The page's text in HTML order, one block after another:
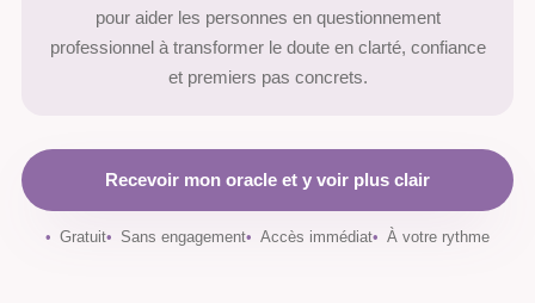
pour aider les personnes en questionnement
professionnel à transformer le doute en clarté, confiance
et premiers pas concrets.
Recevoir mon oracle et y voir plus clair
Gratuit Sans engagement Accès immédiat À votre rythme